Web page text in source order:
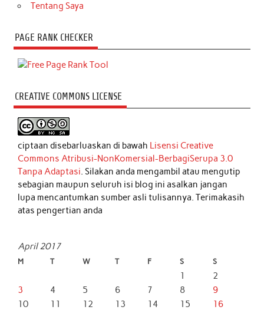
Tentang Saya
PAGE RANK CHECKER
CREATIVE COMMONS LICENSE
ciptaan disebarluaskan di bawah Lisensi Creative
Commons Atribusi-NonKomersial-BerbagiSerupa 3.0
Tanpa Adaptasi. Silakan anda mengambil atau mengutip
sebagian maupun seluruh isi blog ini asalkan jangan
lupa mencantumkan sumber asli tulisannya. Terimakasih
atas pengertian anda
April 2017
M T W T F S S
1
2
3
4 5 6 7 8
9
10
11 12 13 14 15
16